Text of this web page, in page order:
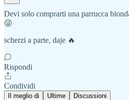
Devi solo comprarti una parrucca
😜
scherzi a parte, daje 🔥
Rispondi
Condividi
Il meglio di Ultime Discussioni